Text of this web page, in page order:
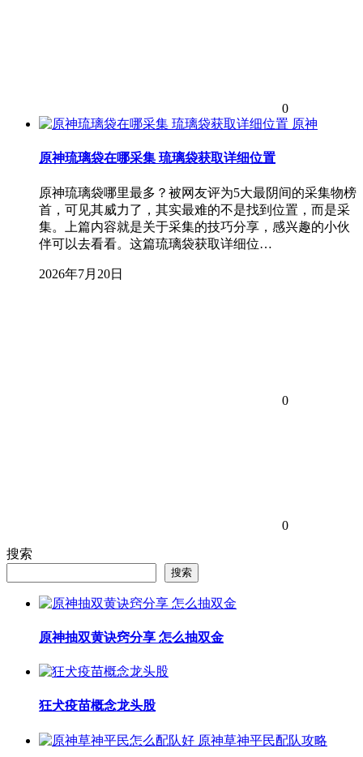
0
原神
原神琉璃袋在哪采集 琉璃袋获取详细位置
原神琉璃袋哪里最多？被网友评为5大最阴间的采集物榜
首，可见其威力了，其实最难的不是找到位置，而是采
集。上篇内容就是关于采集的技巧分享，感兴趣的小伙
伴可以去看看。这篇琉璃袋获取详细位…
2026年7月20日
0
0
搜索
搜索
原神抽双黄诀窍分享 怎么抽双金
狂犬疫苗概念龙头股